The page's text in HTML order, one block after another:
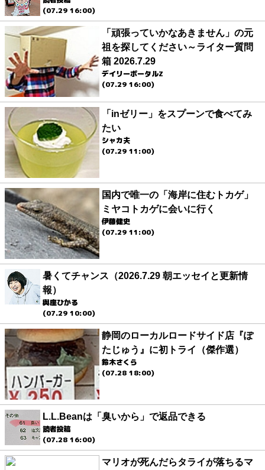
(07.29 16:00)
「頑張っていかなあきません」の元
祖を探してください～ライター質問
箱 2026.7.29
デイリーポータルZ
(07.29 16:00)
「inゼリー」をスプーンで食べてみ
たい
シャカ夫
(07.29 11:00)
国内で唯一の「海岸に住むトカゲ」
ミヤコトカゲに会いに行く
伊藤健史
(07.29 11:00)
暑くてチャンス（2026.7.29 朝エッセイと更新情
報）
與座ひかる
(07.29 10:00)
静岡のローカルロードサイド店『ぽ
たじゅう』に初トライ（傑作選）
鈴木さくら
(07.28 18:00)
L.L.Beanは「臭いから」で返品できる
読者投稿
(07.28 16:00)
マリオが死んだらタライが落ちるマ